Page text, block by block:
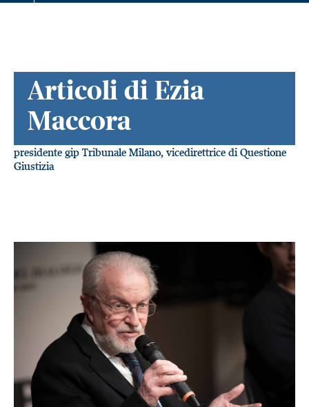
Articoli di Ezia
Maccora
presidente gip Tribunale Milano, vicedirettrice di Questione
Giustizia